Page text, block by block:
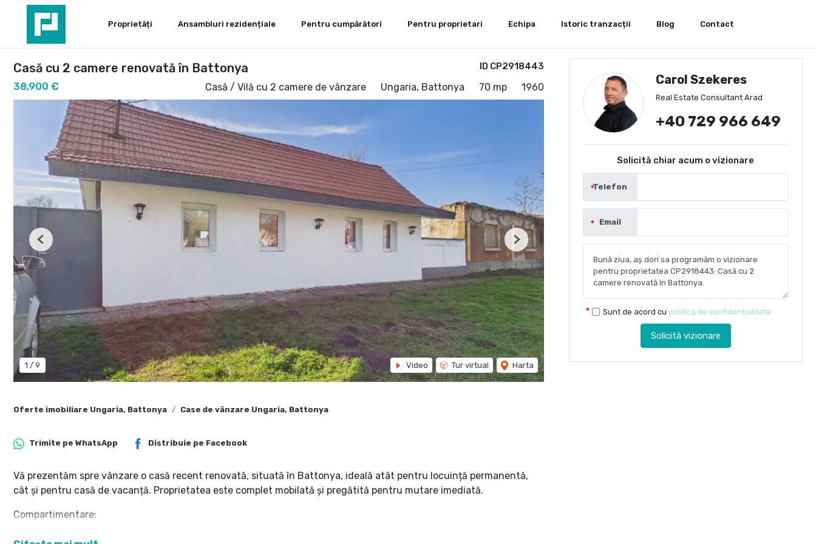
Proprietăți Ansambluri rezidențiale Pentru cumpărători Pentru proprietari Echipa Istoric tranzacții Blog Contact
ID CP2918443
Casă cu 2 camere renovată în Battonya
38,900 € Casă / Vilă cu 2 camere de vânzare Ungaria, Battonya 70 mp 1960
1 / 9 Video Tur virtual Harta
Previous Next
Oferte imobiliare Ungaria, Battonya Case de vânzare Ungaria, Battonya
Trimite pe WhatsApp Distribuie pe Facebook
Vă prezentăm spre vânzare o casă recent renovată, situată în Battonya, ideală atât pentru locuință permanentă,
cât și pentru casă de vacanță. Proprietatea este complet mobilată și pregătită pentru mutare imediată.
Compartimentare:
Sufragerie luminoasă
Carol Szekeres
Real Estate Consultant Arad
+40 729 966 649
Solicită chiar acum o vizionare
Telefon
Email
Sunt de acord cu politica de confidențialitate
Solicită vizionare